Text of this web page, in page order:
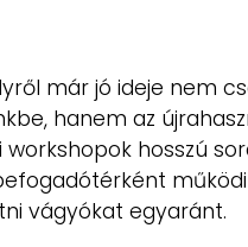
már jó ideje nem
hanem az
hosszú
vágyókat egyaránt.